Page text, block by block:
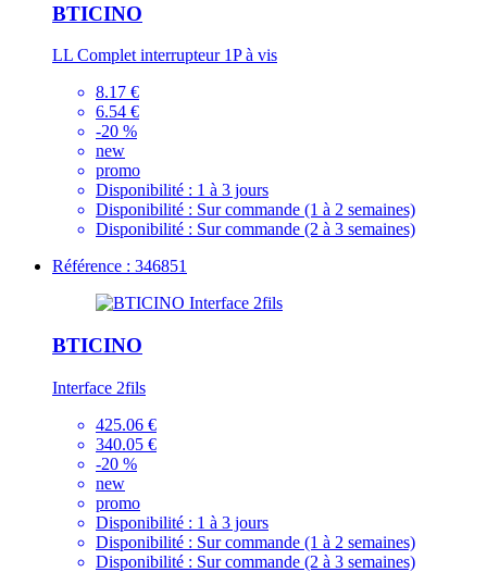
BTICINO
LL Complet interrupteur 1P à vis
8.17 €
6.54 €
-20 %
new
promo
Disponibilité : 1 à 3 jours
Disponibilité : Sur commande (1 à 2 semaines)
Disponibilité : Sur commande (2 à 3 semaines)
Référence : 346851
BTICINO
Interface 2fils
425.06 €
340.05 €
-20 %
new
promo
Disponibilité : 1 à 3 jours
Disponibilité : Sur commande (1 à 2 semaines)
Disponibilité : Sur commande (2 à 3 semaines)